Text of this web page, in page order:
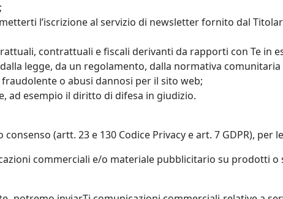
l’iscrizione al servizio di newsletter fornito dal
contrattuali e fiscali derivanti da rapporti con Te in
legge, da un regolamento, dalla normativa comunitaria
o abusi dannosi per il sito web;
ad esempio il diritto di difesa in giudizio.
(artt. 23 e 130 Codice Privacy e art. 7 GDPR), per
commerciali e/o materiale pubblicitario su prodotti